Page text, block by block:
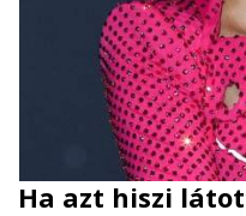
Ha azt hiszi